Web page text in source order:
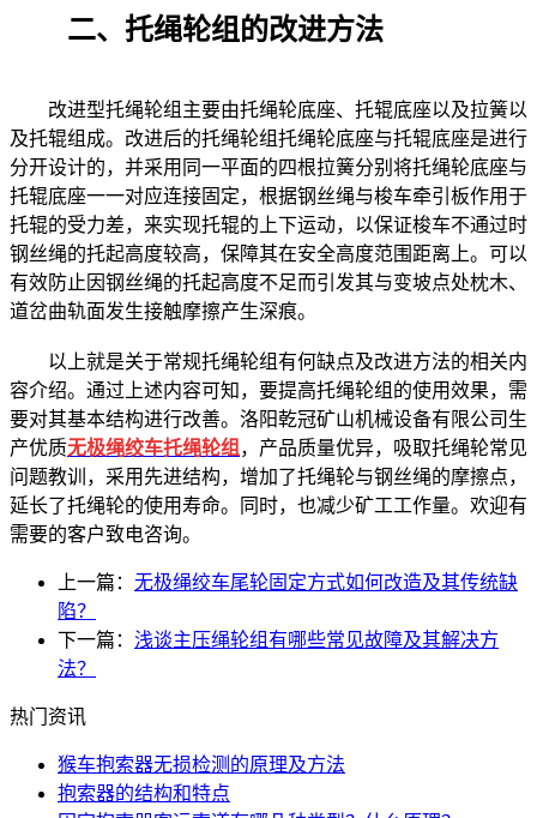
二、托绳轮组的改进方法
改进型托绳轮组主要由托绳轮底座、托辊底座以及拉簧以
及托辊组成。改进后的托绳轮组托绳轮底座与托辊底座是进行
分开设计的，并采用同一平面的四根拉簧分别将托绳轮底座与
托辊底座一一对应连接固定，根据钢丝绳与梭车牵引板作用于
托辊的受力差，来实现托辊的上下运动，以保证梭车不通过时
钢丝绳的托起高度较高，保障其在安全高度范围距离上。可以
有效防止因钢丝绳的托起高度不足而引发其与变坡点处枕木、
道岔曲轨面发生接触摩擦产生深痕。
以上就是关于常规托绳轮组有何缺点及改进方法的相关内
容介绍。通过上述内容可知，要提高托绳轮组的使用效果，需
要对其基本结构进行改善。洛阳乾冠矿山机械设备有限公司生
产优质无极绳绞车托绳轮组 ，产品质量优异，吸取托绳轮常见
问题教训，采用先进结构，增加了托绳轮与钢丝绳的摩擦点，
延长了托绳轮的使用寿命。同时，也减少矿工工作量。欢迎有
需要的客户致电咨询。
上一篇： 无极绳绞车尾轮固定方式如何改造及其传统缺
陷？
下一篇： 浅谈主压绳轮组有哪些常见故障及其解决方
法？
热门资讯
猴车抱索器无损检测的原理及方法
抱索器的结构和特点